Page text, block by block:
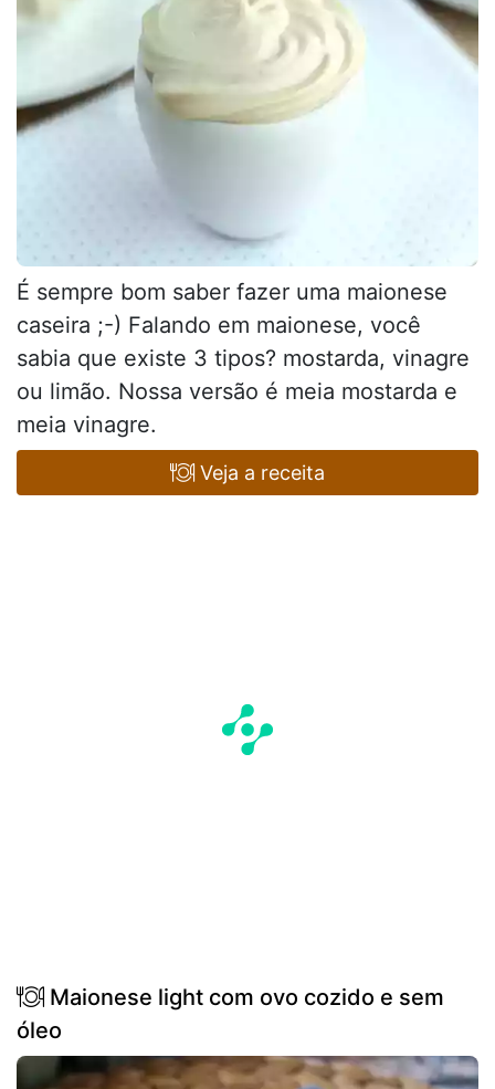
É sempre bom saber fazer uma maionese
caseira ;-) Falando em maionese, você
sabia que existe 3 tipos? mostarda, vinagre
ou limão. Nossa versão é meia mostarda e
meia vinagre.
Veja a receita
Maionese light com ovo cozido e sem
óleo